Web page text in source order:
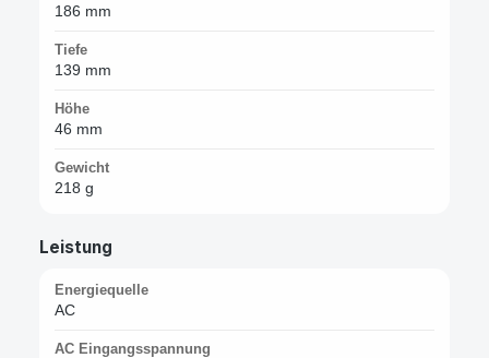
186 mm
Tiefe
139 mm
Höhe
46 mm
Gewicht
218 g
Leistung
Energiequelle
AC
AC Eingangsspannung